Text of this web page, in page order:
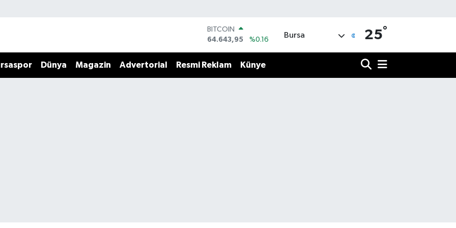
BITCOIN
64.643,95
%0.16
47,6006
%0.06
Bursa 25°
Dünya Magazin Advertorial Resmi Reklam Künye